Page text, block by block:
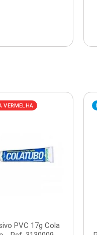
VERMELHA
PVC 17g Cola